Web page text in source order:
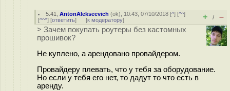
5.41 ,AntonAlekseevich (ok), 10:43, 07/10/2018 [^] [^^]
[^^^] [ответить] [к модератору] + / –
> Зачем покупать роутеры без кастомных
прошивок?
Не куплено, а арендовано провайдером.
Провайдеру плевать, что у тебя за оборудование.
Но если у тебя его нет, то дадут то что есть в
аренду.